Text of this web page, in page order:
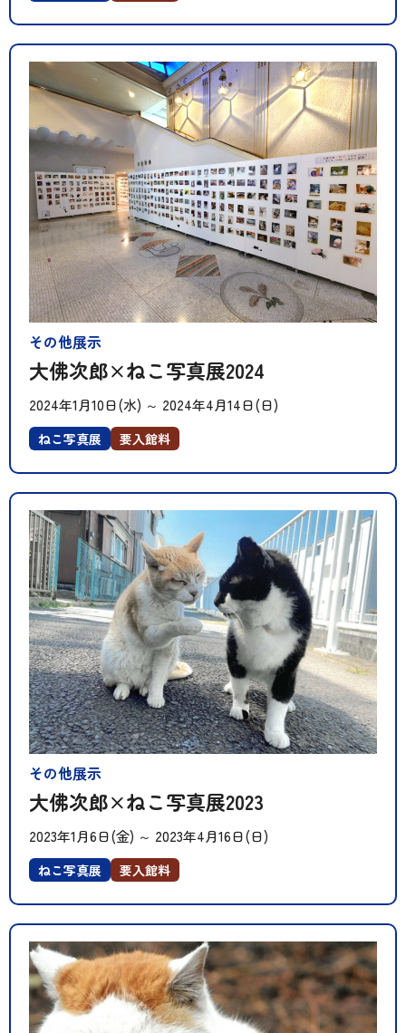
大佛次郎×ねこ写真展2024
その他展示
2024年1月10日(水) ～ 2024年4月14日(日)
ねこ写真展 要入館料
大佛次郎×ねこ写真展2023
その他展示
2023年1月6日(金) ～ 2023年4月16日(日)
ねこ写真展 要入館料